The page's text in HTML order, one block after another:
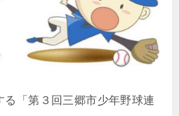
「第３回三郷市少年野球連